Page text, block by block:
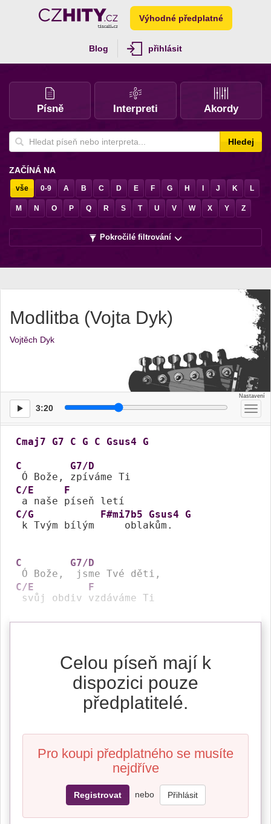
Výhodné předplatné
Blog přihlásit
Písně Interpreti Akordy
Hledej
ZAČÍNÁ NA
vše 0-9 A B C D E F G H J K L
M N O P Q R S T U V W X Y Z
Pokročilé filtrování
Modlitba (Vojta Dyk)
Vojtěch Dyk
3:20
Cmaj7 G7 C G C Gsus4 G
C
Ó Bože,
G7/D
C/E
a naše
F
C/G
k Tvým bílým
F#mi7b5
    obla
Gsus4
kům.
G
C
Ó Bože,
G7/D
C/E
svůj obdiv
F
vzdáváme Ti
Celou píseň mají k
dispozici pouze
předplatitelé.
Pro koupi předplatného se musíte
nejdříve
Registrovat nebo Přihlásit